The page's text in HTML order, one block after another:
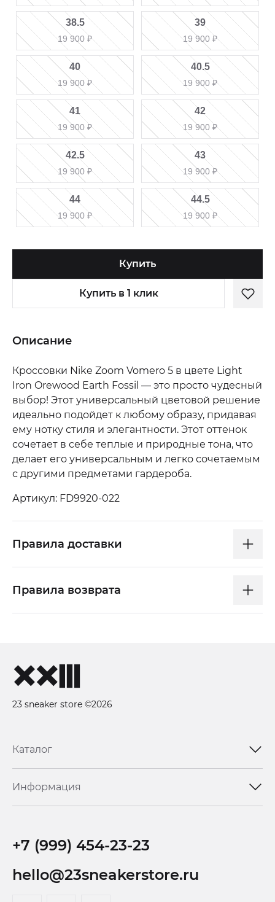
38.5
19 900 ₽
39
19 900 ₽
40
19 900 ₽
40.5
19 900 ₽
41
19 900 ₽
42
19 900 ₽
42.5
19 900 ₽
43
19 900 ₽
44
19 900 ₽
44.5
19 900 ₽
Купить
Купить в 1 клик
Описание
Кроссовки Nike Zoom Vomero 5 в цвете Light
Iron Orewood Earth Fossil — это просто чудесный
выбор! Этот универсальный цветовой решение
идеально подойдет к любому образу, придавая
ему нотку стиля и элегантности. Этот оттенок
сочетает в себе теплые и природные тона, что
делает его универсальным и легко сочетаемым
с другими предметами гардероба.
Артикул: FD9920-022
Правила доставки
Правила возврата
23 sneaker store ©2026
Каталог
Информация
+7 (999) 454-23-23
hello@23sneakerstore.ru